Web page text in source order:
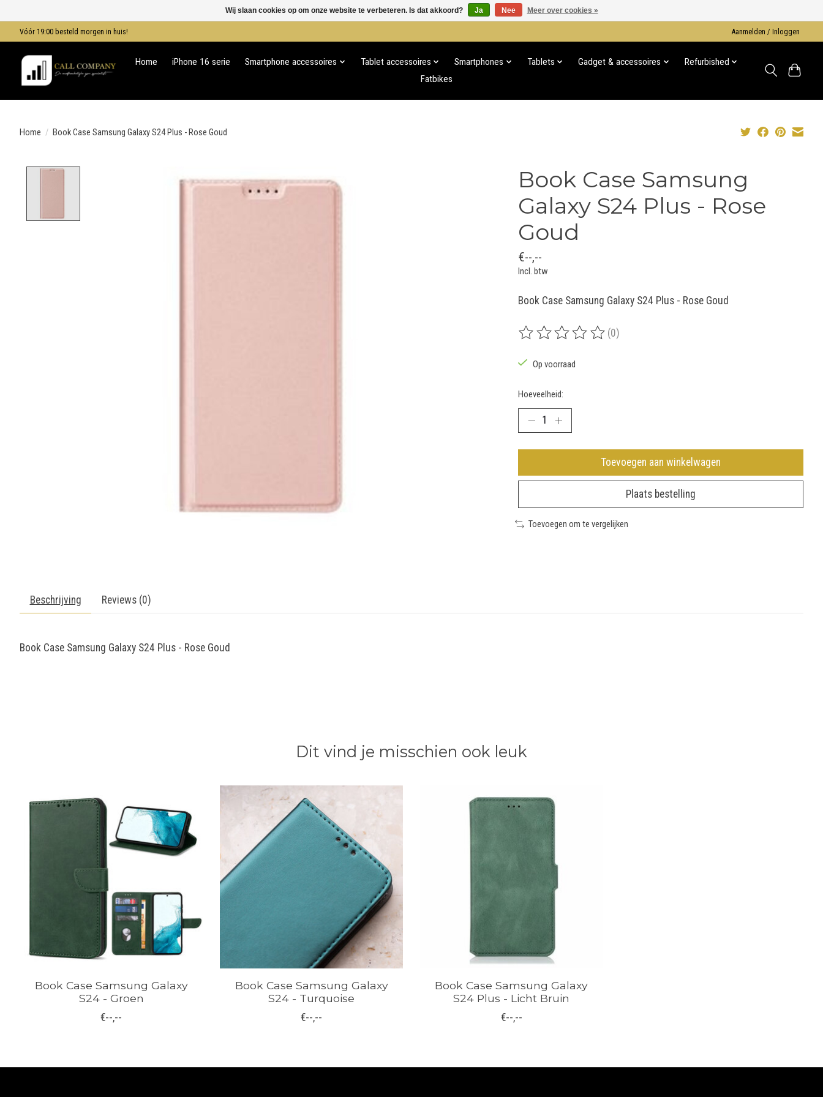
Vóór 19:00 besteld morgen in huis! Aanmelden / Inloggen
Home iPhone 16 serie Smartphone accessoires Tablet accessoires Smartphones Tablets Gadget & accessoires
Refurbished
Fatbikes
Home / Book Case Samsung Galaxy S24 Plus - Rose Goud
Book Case Samsung
Galaxy S24 Plus - Rose
Goud
€--,--
Incl. btw
Book Case Samsung Galaxy S24 Plus - Rose Goud
De beoordeling van dit product is
(0)
Op voorraad
Hoeveelheid:
Toevoegen aan winkelwagen
Plaats bestelling
Toevoegen om te vergelijken
Beschrijving Reviews (0)
Book Case Samsung Galaxy S24 Plus - Rose Goud
Dit vind je misschien ook leuk
Book Case Samsung Galaxy
S24 - Groen
€--,--
Book Case Samsung Galaxy
S24 - Turquoise
€--,--
Book Case Samsung Galaxy
S24 Plus - Licht Bruin
€--,--
Wij slaan cookies op om onze website te verbeteren. Is dat akkoord? Ja Nee Meer over cookies »